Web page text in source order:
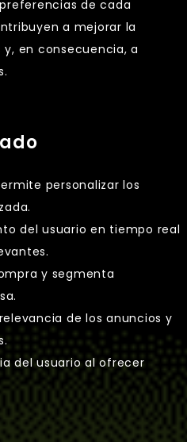
de cada
a mejorar la
en consecuencia, a
personalizar los
del usuario en tiempo real
y segmenta
de los anuncios y
del usuario al ofrecer